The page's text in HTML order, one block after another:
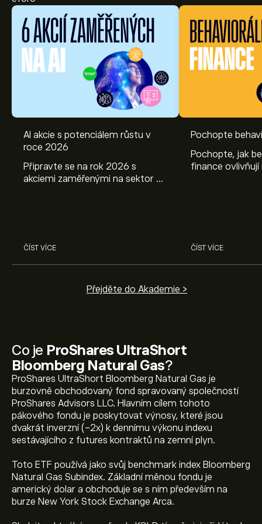
Co je ProShares UltraShort
Bloomberg Natural Gas?
ProShares UltraShort Bloomberg Natural Gas je
burzovně obchodovaný fond spravovaný společností
ProShares Advisors LLC. Hlavním cílem tohoto
pákového fondu je poskytovat výnosy, které jsou
dvakrát inverzní (-2x) k dennímu výkonu indexu
sestávajícího z futures kontraktů na zemní plyn.
Toto ETF používá jako svůj benchmark index Bloomberg
Natural Gas Subindex. Základní měnou fondu je
americký dolar a obchoduje se s ním především na
burze New York Stock Exchange Arca.
AI akcie s potenciálem růstu v
roce 2026
Připravte se na rok 2026 s
akciemi zaměřenými na sektor AI.
ČÍST VÍCE
Pochopte
Pochopte, jak
finance
ČÍST VÍCE
Přejděte do Akademie >
Aktuální cena KOLD je 32.19‎$‎
Dosavadní maximum ProShares UltraShort Bloomberg
Natural Gas je 84.91‎$‎